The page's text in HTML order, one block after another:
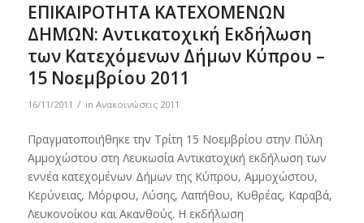
ΕΠΙΚΑΙΡΟΤΗΤΑ ΚΑΤΕΧΟΜΕΝΩΝ
ΔΗΜΩΝ: Αντικατοχική Εκδήλωση
των Κατεχόμενων Δήμων Κύπρου –
15 Νοεμβρίου 2011
16/11/2011 / in Ανακοινώσεις 2011
Πραγματοποιήθηκε την Τρίτη 15 Νοεμβρίου στην Πύλη
Αμμοχώστου στη Λευκωσία Αντικατοχική εκδήλωση των
εννέα κατεχομένων Δήμων της Κύπρου, Αμμοχώστου,
Κερύνειας, Μόρφου, Λύσης, Λαπήθου, Κυθρέας, Καραβά,
Λευκονοίκου και Ακανθούς. Η εκδήλωση